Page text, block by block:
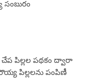
పిల్ల‌ల ప‌థ‌కం ద్వారా
రొయ్య పిల్లలను పంపిణీ